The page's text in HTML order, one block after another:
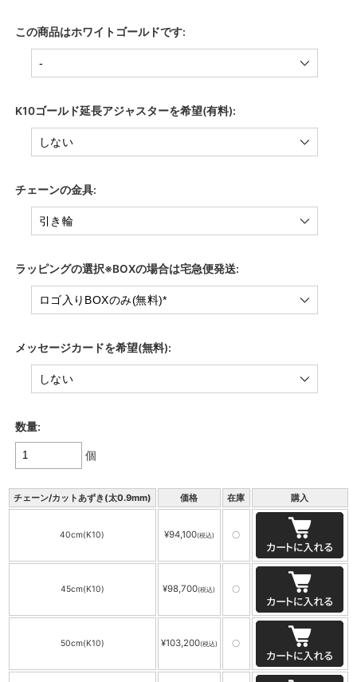
この商品はホワイトゴールドです:
K10ゴールド延長アジャスターを希望(有料):
チェーンの金具:
ラッピングの選択※BOXの場合は宅急便発送:
メッセージカードを希望(無料):
数量:
個
チェーン/カットあずき(太0.9mm) 価格 在庫 購入
40cm(K10) ¥94,100(税込) 〇
45cm(K10) ¥98,700(税込) 〇
50cm(K10) ¥103,200(税込) 〇